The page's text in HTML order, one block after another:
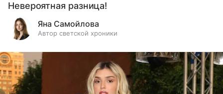
Невероятная разница!
Яна Самойлова
Автор светской хроники